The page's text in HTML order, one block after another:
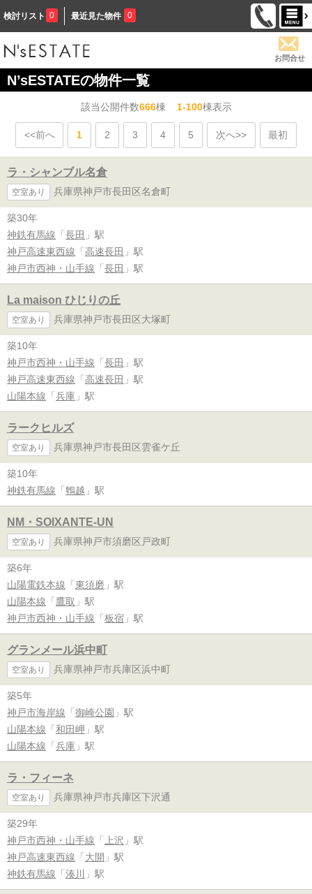
検討リスト 0 最近見た物件 0
お問合せ
N’sESTATEの物件一覧
該当公開件数666棟 1-100棟表示
<<前へ 1 2 3 4 5 次へ>> 最初
ラ・シャンブル名倉
空室あり 兵庫県神戸市長田区名倉町
築30年
神鉄有馬線 「 長田 」駅
神戸高速東西線 「 高速長田 」駅
神戸市西神・山手線 「 長田 」駅
La maison ひじりの丘
空室あり 兵庫県神戸市長田区大塚町
築10年
神戸市西神・山手線 「 長田 」駅
神戸高速東西線 「 高速長田 」駅
山陽本線 「 兵庫 」駅
ラークヒルズ
空室あり 兵庫県神戸市長田区雲雀ケ丘
築10年
神鉄有馬線 「 鵯越 」駅
NM・SOIXANTE-UN
空室あり 兵庫県神戸市須磨区戸政町
築6年
山陽電鉄本線 「 東須磨 」駅
山陽本線 「 鷹取 」駅
神戸市西神・山手線 「 板宿 」駅
グランメール浜中町
空室あり 兵庫県神戸市兵庫区浜中町
築5年
神戸市海岸線 「 御崎公園 」駅
山陽本線 「 和田岬 」駅
山陽本線 「 兵庫 」駅
ラ・フィーネ
空室あり 兵庫県神戸市兵庫区下沢通
築29年
神戸市西神・山手線 「 上沢 」駅
神戸高速東西線 「 大開 」駅
神鉄有馬線 「 湊川 」駅